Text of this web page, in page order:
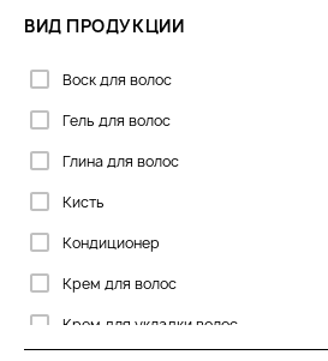
Lee Stafford
Leonor Greyl
Lola Cosmetics
Mediceuticals
Milbon
Nubea
Olaplex
ВИД ПРОДУКЦИИ
Воск для волос
Гель для волос
Глина для волос
Кисть
Кондиционер
Крем для волос
Крем для укладки волос